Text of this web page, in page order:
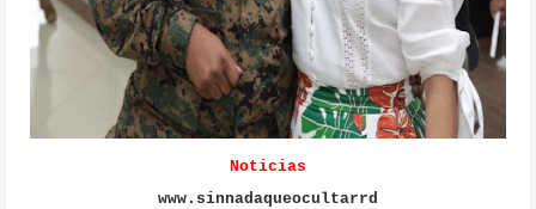
Noticias
www.sinnadaqueocultarrd